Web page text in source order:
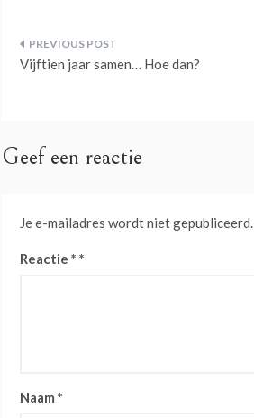
Bericht
Vijftien jaar samen… Hoe dan?
Geef een reactie
Je e-mailadres wordt niet gepubliceerd.
Reactie *
Naam *